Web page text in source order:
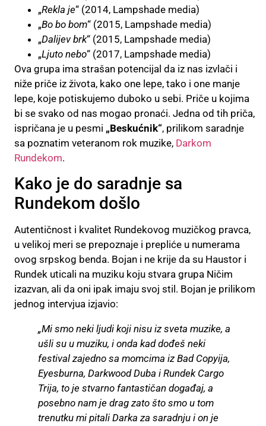
„Rekla je“ (2014, Lampshade media)
„Bo bo bom“ (2015, Lampshade media)
„Dalijev brk“ (2015, Lampshade media)
„Ljuto nebo“ (2017, Lampshade media)
Ova grupa ima strašan potencijal da iz nas izvlači i
niže priče iz života, kako one lepe, tako i one manje
lepe, koje potiskujemo duboko u sebi. Priče u kojima
bi se svako od nas mogao pronaći. Jedna od tih priča,
ispričana je u pesmi „Beskućnik“, prilikom saradnje
sa poznatim veteranom rok muzike, Darkom
Rundekom.
Kako je do saradnje sa
Rundekom došlo
Autentičnost i kvalitet Rundekovog muzičkog pravca,
u velikoj meri se prepoznaje i prepliće u numerama
ovog srpskog benda. Bojan i ne krije da su Haustor i
Rundek uticali na muziku koju stvara grupa Ničim
izazvan, ali da oni ipak imaju svoj stil. Bojan je prilikom
jednog intervjua izjavio:
„Mi smo neki ljudi koji nisu iz sveta muzike, a
ušli su u muziku, i onda kad dođeš neki
festival zajedno sa momcima iz Bad Copyija,
Eyesburna, Darkwood Duba i Rundek Cargo
Trija, to je stvarno fantastičan događaj, a
posebno nam je drag zato što smo u tom
trenutku mi pitali Darka za saradnju i on je